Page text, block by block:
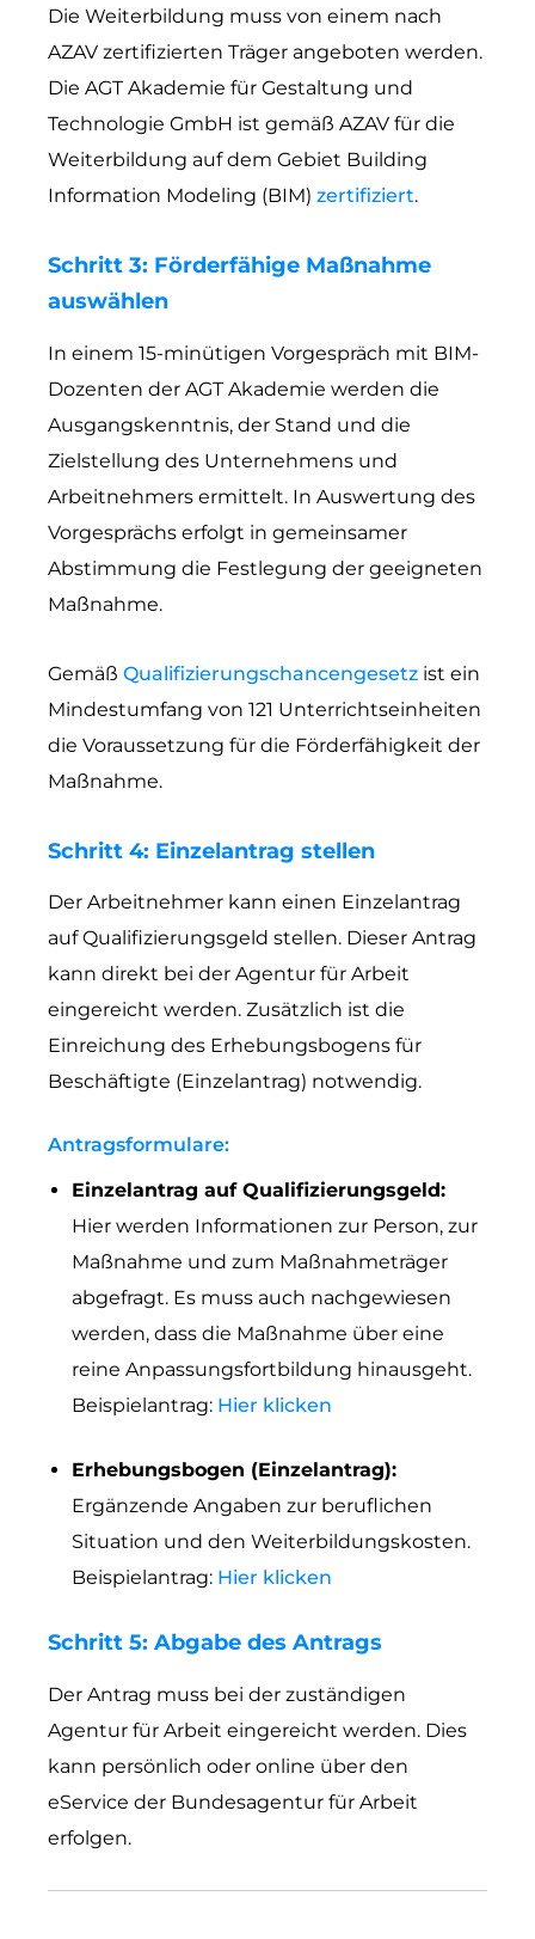
Die Weiterbildung muss von einem nach
AZAV zertifizierten Träger angeboten werden.
Die AGT Akademie für Gestaltung und
Technologie GmbH ist gemäß AZAV für die
Weiterbildung auf dem Gebiet Building
Information Modeling (BIM) zertifiziert.
Schritt 3: Förderfähige Maßnahme
auswählen
In einem 15-minütigen Vorgespräch mit BIM-
Dozenten der AGT Akademie werden die
Ausgangskenntnis, der Stand und die
Zielstellung des Unternehmens und
Arbeitnehmers ermittelt. In Auswertung des
Vorgesprächs erfolgt in gemeinsamer
Abstimmung die Festlegung der geeigneten
Maßnahme.
Gemäß Qualifizierungschancengesetz ist ein
Mindestumfang von 121 Unterrichtseinheiten
die Voraussetzung für die Förderfähigkeit der
Maßnahme.
Schritt 4: Einzelantrag stellen
Der Arbeitnehmer kann einen Einzelantrag
auf Qualifizierungsgeld stellen. Dieser Antrag
kann direkt bei der Agentur für Arbeit
eingereicht werden. Zusätzlich ist die
Einreichung des Erhebungsbogens für
Beschäftigte (Einzelantrag) notwendig.
Antragsformulare:
Einzelantrag auf Qualifizierungsgeld:
Hier werden Informationen zur Person, zur
Maßnahme und zum Maßnahmeträger
abgefragt. Es muss auch nachgewiesen
werden, dass die Maßnahme über eine
reine Anpassungsfortbildung hinausgeht.
Beispielantrag: Hier klicken
Erhebungsbogen (Einzelantrag):
Ergänzende Angaben zur beruflichen
Situation und den Weiterbildungskosten.
Beispielantrag: Hier klicken
Schritt 5: Abgabe des Antrags
Der Antrag muss bei der zuständigen
Agentur für Arbeit eingereicht werden. Dies
kann persönlich oder online über den
eService der Bundesagentur für Arbeit
erfolgen.